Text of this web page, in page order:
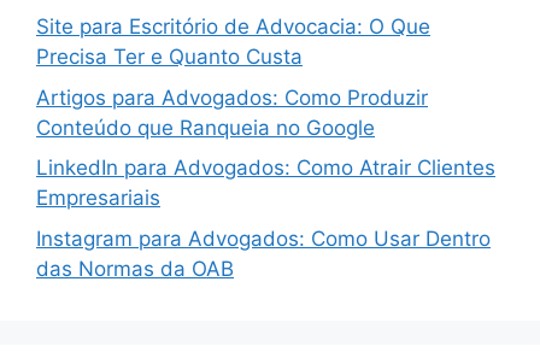
Site para Escritório de Advocacia: O Que
Precisa Ter e Quanto Custa
Artigos para Advogados: Como Produzir
Conteúdo que Ranqueia no Google
LinkedIn para Advogados: Como Atrair Clientes
Empresariais
Instagram para Advogados: Como Usar Dentro
das Normas da OAB